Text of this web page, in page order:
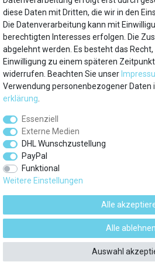
Mein Konto
Über uns
Besuchen Sie auch
Service
Marken
Zahlungsarten
© 2012 - 2026 kuehlschrank-filter.de /
verstehen sich inkl. MwSt.
*versandfrei ab 75€ Warenwert,
powered by
diese Daten mit Dritten, die wir in den
Die Datenverarbeitung kann mit
berechtigten Interesses erfolgen. Die
abgelehnt werden. Es besteht das
Einwilligung zu einem späteren
widerrufen. Beachten Sie unser
Verwendung personenbezogener Daten
erklärung
Essenziell
Externe Medien
DHL Wunschzustellung
PayPal
Funktional
Weitere Einstellungen
Alle
Alle ablehnen
Auswahl